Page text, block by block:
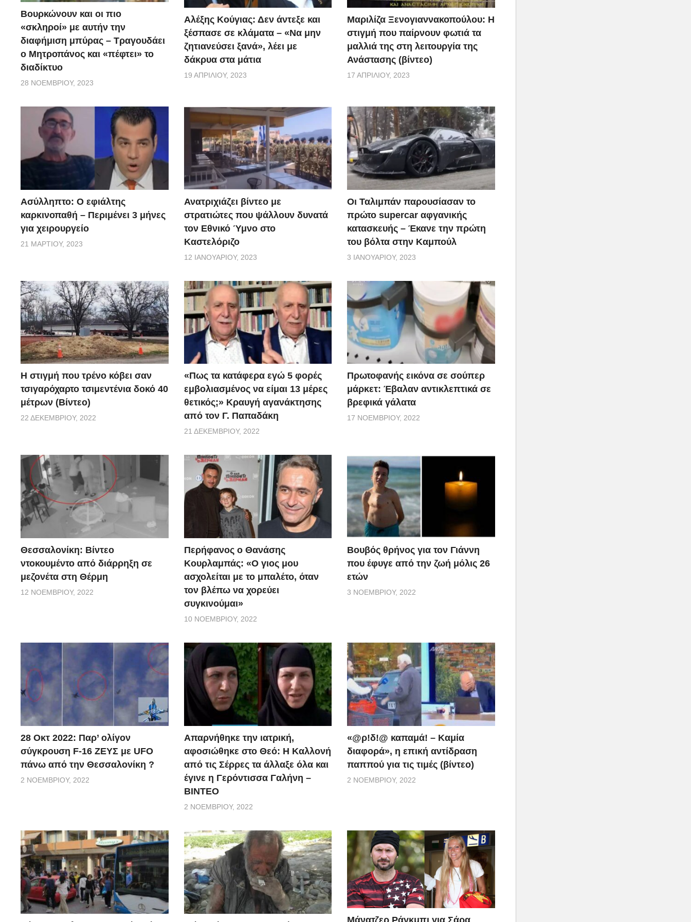
αναφέρει: «Σας δείχνουμε ζωντανά τα φαγητά που ετοιμάζουμε κάθε πρωί για να διανέμουνε σε υπερήφανους
συμπολίτες μας που χρειάζονται λίγη βοήθεια, και σας διαβεβαιώνουμε πως βάζουμε το ίδιο μεράκι και την ίδια ποιότητα,
όπως τόσα χρόνια σας έχουμε αποδείξει!!!! Δεν υπάρχουν λοιπόν δύο ποιότητες φαγητών, γιατί ΔΕΝ υπάρχουν και δύο
ποιότητες ανθρώπων!!!! Υ.Γ. με ένα πιάτο φαΐ δεν έγινε κανείς φτωχότερος!!!!».
Βουρκώνουν και οι πιο
«σκληροί» με αυτήν την
διαφήμιση μπύρας – Τραγουδάει
ο Μητροπάνος και «πέφτει» το
διαδίκτυο
28 ΝΟΕΜΒΡΊΟΥ, 2023
Αλέξης Κούγιας: Δεν άντεξε και
ξέσπασε σε κλάματα – «Να μην
ζητιανεύσει ξανά», λέει με
δάκρυα στα μάτια
19 ΑΠΡΙΛΊΟΥ, 2023
Μαριλίζα Ξενογιαννακοπούλου: Η
στιγμή που παίρνουν φωτιά τα
μαλλιά της στη λειτουργία της
Ανάστασης (βίντεο)
17 ΑΠΡΙΛΊΟΥ, 2023
Ασύλληπτο: Ο εφιάλτης
καρκινοπαθή – Περιμένει 3 μήνες
για χειρουργείο
21 ΜΑΡΤΊΟΥ, 2023
Ανατριχιάζει βίντεο με
στρατιώτες που ψάλλουν δυνατά
τον Εθνικό Ύμνο στο
Καστελόριζο
12 ΙΑΝΟΥΑΡΊΟΥ, 2023
Οι Ταλιμπάν παρουσίασαν το
πρώτο supercar αφγανικής
κατασκευής – Έκανε την πρώτη
του βόλτα στην Καμπούλ
3 ΙΑΝΟΥΑΡΊΟΥ, 2023
H στιγμή που τρένο κόβει σαν
τσιγαρόχαρτο τσιμεντένια δοκό 40
μέτρων (Βίντεο)
22 ΔΕΚΕΜΒΡΊΟΥ, 2022
«Πως τα κατάφερα εγώ 5 φορές
εμβoλιασμένος να είμαι 13 μέρες
θετικός;» Κραυγή αγανάκτησης
από τον Γ. Παπαδάκη
21 ΔΕΚΕΜΒΡΊΟΥ, 2022
Πρωτοφανής εικόνα σε σούπερ
μάρκετ: Έβαλαν αντικλεπτικά σε
βρεφικά γάλατα
17 ΝΟΕΜΒΡΊΟΥ, 2022
Θεσσαλονίκη: Βίντεο
ντοκουμέντο από διάρρηξη σε
μεζονέτα στη Θέρμη
12 ΝΟΕΜΒΡΊΟΥ, 2022
Περήφανος ο Θανάσης
Κουρλαμπάς: «Ο γιος μου
ασχολείται με το μπαλέτο, όταν
τον βλέπω να χορεύει
συγκινούμαι»
10 ΝΟΕΜΒΡΊΟΥ, 2022
Βουβός θρήνος για τον Γιάννη
που έφυγε από την ζωή μόλις 26
ετών
3 ΝΟΕΜΒΡΊΟΥ, 2022
28 Οκτ 2022: Παρ’ ολίγον
σύγκρουση F-16 ΖΕΥΣ με UFO
πάνω από την Θεσσαλονίκη ?
2 ΝΟΕΜΒΡΊΟΥ, 2022
Απαρνήθηκε την ιατρική,
αφοσιώθηκε στο Θεό: Η Καλλονή
από τις Σέρρες τα άλλαξε όλα και
έγινε η Γερόντισσα Γαλήνη –
ΒΙΝΤΕΟ
2 ΝΟΕΜΒΡΊΟΥ, 2022
«@ρ!δ!@ καπαμά! – Καμία
διαφορά», η επική αντίδραση
παππού για τις τιμές (βίντεο)
2 ΝΟΕΜΒΡΊΟΥ, 2022